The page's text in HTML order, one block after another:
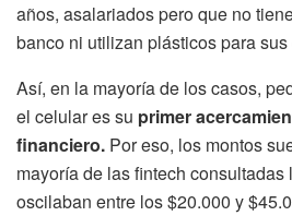
años, asalariados pero que no
banco ni utilizan plásticos para
Así, en la mayoría de los casos,
el celular es su primer
financiero. Por eso, los montos
mayoría de las fintech
oscilaban entre los $20.000 y